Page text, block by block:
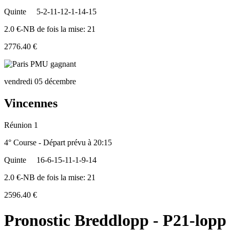
Quinte
5-2-11-12-1-14-15
2.0 €-NB de fois la mise: 21
2776.40 €
vendredi 05 décembre
Vincennes
Réunion 1
4° Course - Départ prévu à 20:15
Quinte
16-6-15-11-1-9-14
2.0 €-NB de fois la mise: 21
2596.40 €
Pronostic Breddlopp - P21-